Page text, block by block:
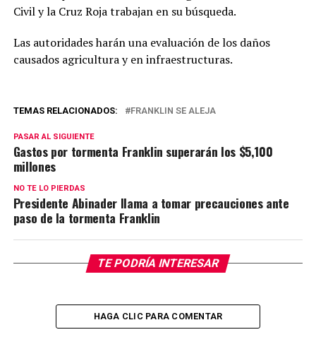
Civil y la Cruz Roja trabajan en su búsqueda.
Las autoridades harán una evaluación de los daños
causados agricultura y en infraestructuras.
TEMAS RELACIONADOS: FRANKLIN SE ALEJA
PASAR AL SIGUIENTE
Gastos por tormenta Franklin superarán los $5,100
millones
NO TE LO PIERDAS
Presidente Abinader llama a tomar precauciones ante
paso de la tormenta Franklin
TE PODRÍA INTERESAR
HAGA CLIC PARA COMENTAR